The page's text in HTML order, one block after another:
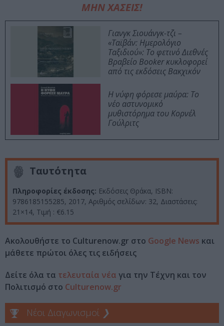
ΜΗΝ ΧΑΣΕΙΣ!
Γιανγκ Σιουάνγκ-τζι –
«Ταϊβάν: Ημερολόγιο
Ταξιδιού»: Το φετινό Διεθνές
Βραβείο Booker κυκλοφορεί
από τις εκδόσεις Βακχικόν
Η νύφη φόρεσε μαύρα: Το
νέο αστυνομικό
μυθιστόρημα του Κορνέλ
Γούλριτς
Ταυτότητα
Πληροφορίες έκδοσης: Εκδόσεις Θράκα, ISBN:
9786185155285, 2017, Αριθμός σελίδων: 32, Διαστάσεις:
21×14, Τιμή : €6.15
Ακολουθήστε το Culturenow.gr στο Google News και
μάθετε πρώτοι όλες τις ειδήσεις
Δείτε όλα τα τελευταία νέα για την Τέχνη και τον
Πολιτισμό στο Culturenow.gr
Νέοι Διαγωνισμοί ❯